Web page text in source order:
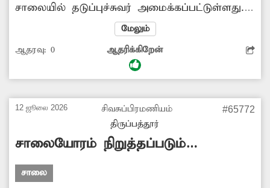
சாலையில் தடுப்புச்சுவர் அமைக்கப்பட்டுள்ளது.
அந்தத் தடுப்புச்சுவர் அருகே போக்குவரத்துக்கு
இடையூறாக மண் குவியல் கிடந்தது. இதனால்
வாகன ஓட்டிகள் அடிக்கடி விபத்தில் சிக்கினர்.
இதுகுறித்து தினத்தந்தி புகார் பெட்டியில் செய்தி
தடுப்புச்சுவர் ஓரம் கிடந்த மண் குவியலை
நெடுஞ்சாலைத்துறை அதிகாரிகள்
உத்தரவின்பேரில் பணியாளர்கள் அகற்றினர்.
செய்தி வெளியிட்ட தினத்தந்திக்கும், நடவடிக்கை
எடுத்த அதிகாரிகளுக்கும் பொதுமக்கள்
பாராட்டு...
மேலும்
ஆதரவு: 0 ஆதரிக்கிறேன்
12 ஜூலை 2026
சிவசுப்பிரமணியம்
திருப்பத்தூர்
#65772
சாலையோரம் நிறுத்தப்படும்
வாகனங்களால் இடையூறு
சாலை